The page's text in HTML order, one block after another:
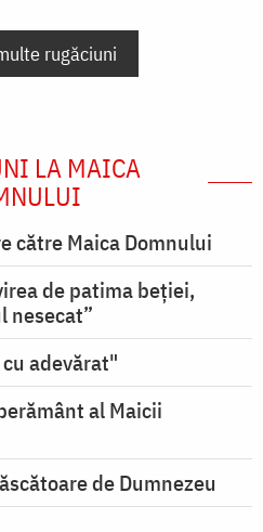
rugăciuni
LA MAICA
către Maica Domnului
de patima beției,
nesecat”
adevărat"
al Maicii
de Dumnezeu